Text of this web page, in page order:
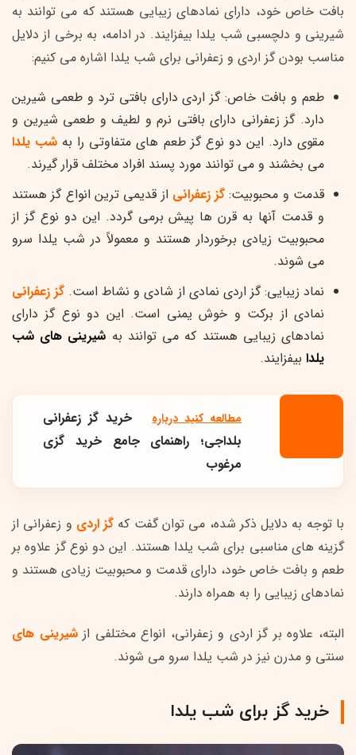
بافت خاص خود، دارای نمادهای زیبایی هستند که می توانند به
شیرینی و دلچسبی شب یلدا بیفزایند. در ادامه، به برخی از دلایل
مناسب بودن گز اردی و زعفرانی برای شب یلدا اشاره می کنیم:
طعم و بافت خاص: گز اردی دارای بافتی ترد و طعمی شیرین
دارد. گز زعفرانی دارای بافتی نرم و لطیف و طعمی شیرین و
مقوی دارد. این دو نوع گز طعم های متفاوتی را به شب یلدا
می بخشند و می توانند مورد پسند افراد مختلف قرار گیرند.
قدمت و محبوبیت: گز زعفرانی از قدیمی ترین انواع گز هستند
و قدمت آنها به قرن ها پیش برمی گردد. این دو نوع گز از
محبوبیت زیادی برخوردار هستند و معمولاً در شب یلدا سرو
می شوند.
نماد زیبایی: گز اردی نمادی از شادی و نشاط است. گز زعفرانی
نمادی از برکت و خوش یمنی است. این دو نوع گز دارای
نمادهای زیبایی هستند که می توانند به شیرینی های شب
یلدا بیفزایند.
مطالعه کنید درباره‌
خرید گز زعفرانی
بلداجی؛ راهنمای جامع خرید گزی
مرغوب
با توجه به دلایل ذکر شده، می توان گفت که گز اردی و زعفرانی از
گزینه های مناسبی برای شب یلدا هستند. این دو نوع گز علاوه بر
طعم و بافت خاص خود، دارای قدمت و محبوبیت زیادی هستند و
نمادهای زیبایی را به همراه دارند.
البته، علاوه بر گز اردی و زعفرانی، انواع مختلفی ازشیرینی های
سنتی و مدرن نیز در شب یلدا سرو می شوند.
خرید گز برای شب یلدا